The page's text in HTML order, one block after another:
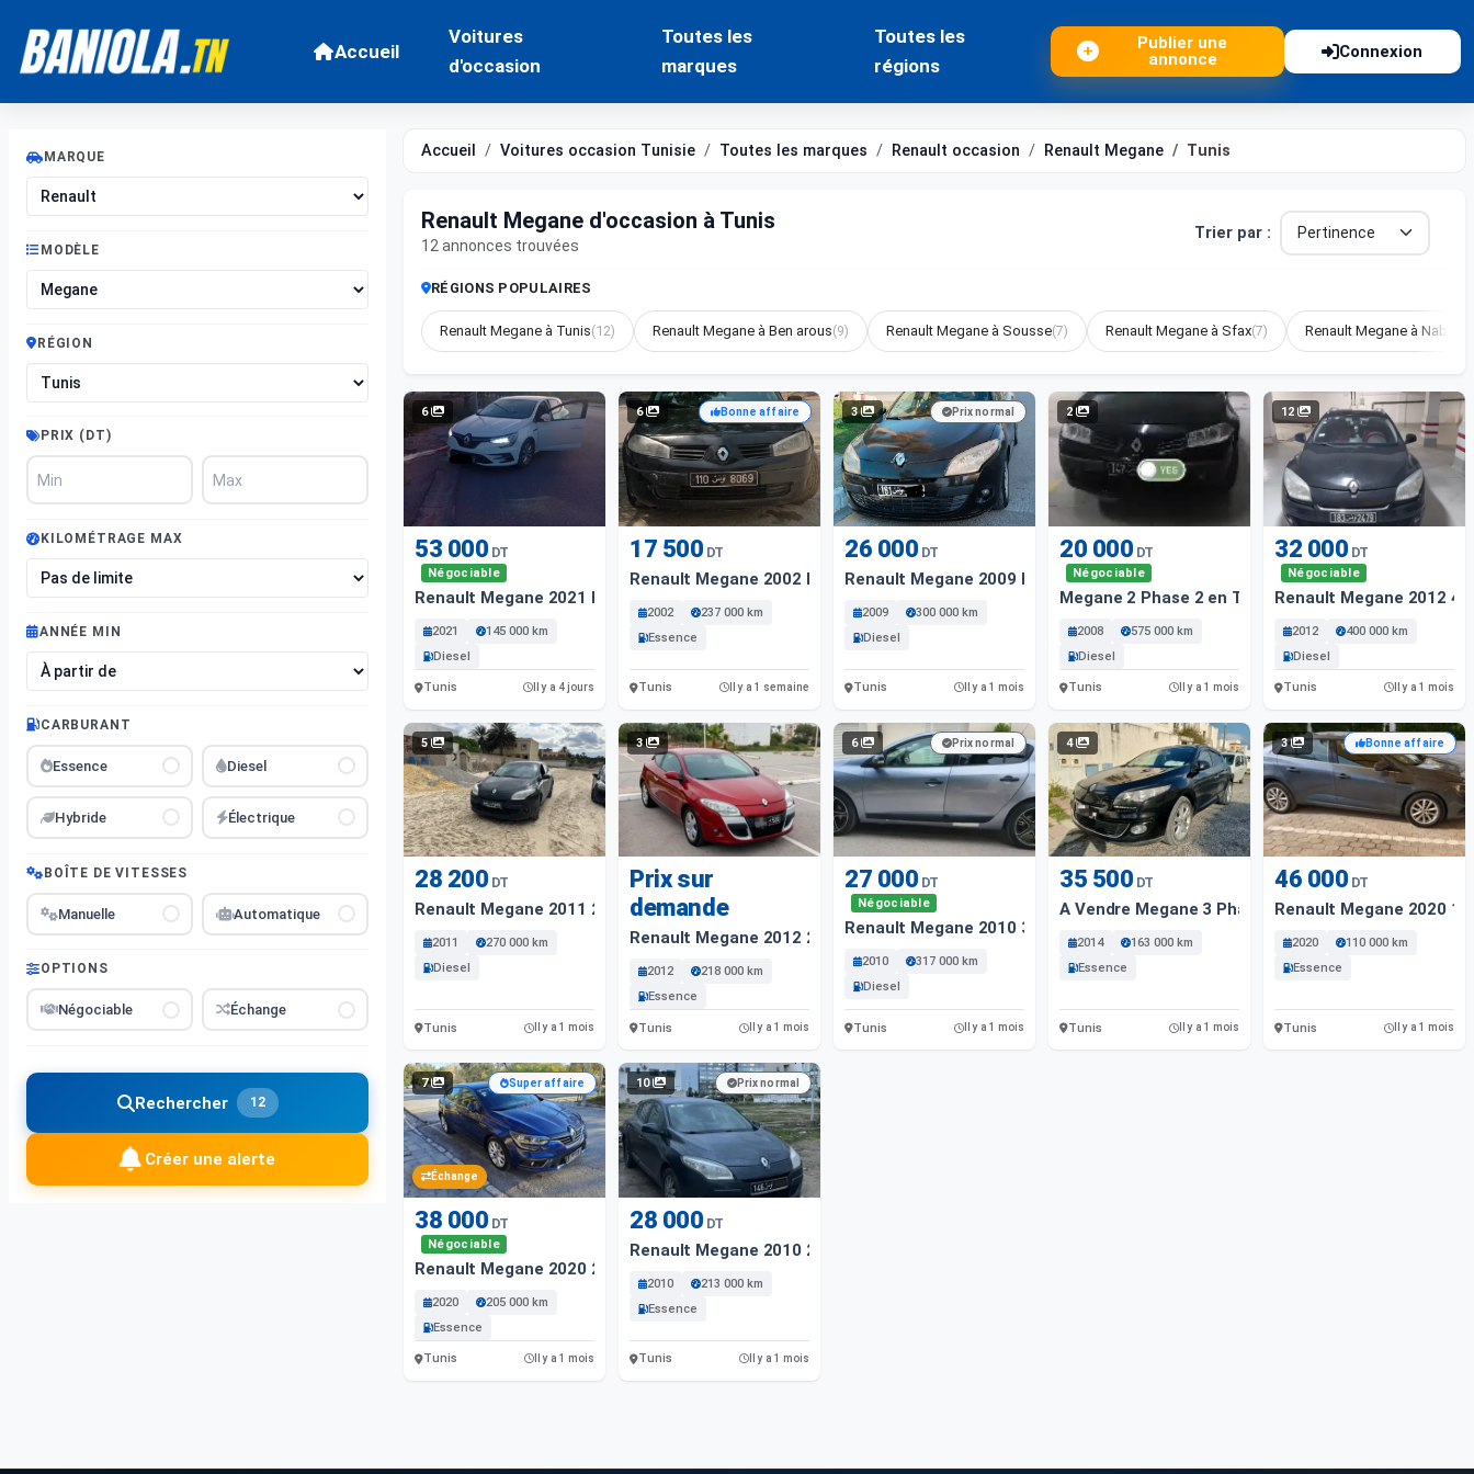
Accueil
Voitures
d'occasion
Toutes les
marques
Toutes les
régions
Publier une
annonce
Connexion
MARQUE
MODÈLE
RÉGION
PRIX (DT)
KILOMÉTRAGE MAX
ANNÉE MIN
CARBURANT
Essence Diesel
Hybride Électrique
BOÎTE DE VITESSES
Manuelle Automatique
OPTIONS
Négociable Échange
Rechercher 12
Créer une alerte
Accueil Voitures occasion Tunisie Toutes les marques Renault occasion Renault Megane Tunis
Renault Megane d'occasion à Tunis
12 annonces trouvées
Trier par :
RÉGIONS POPULAIRES
Renault Megane à Tunis(12) Renault Megane à Ben arous(9) Renault Megane à Sousse(7) Renault Megane à Sfax(7) Renault Megane à Nabeul
6
53 000 DT
Négociable
Renault Megane 2021 Diesel
2021
145 000 km
Diesel
Tunis Il y a 4 jours
6 Bonne affaire
17 500 DT
Renault Megane 2002 Essence
2002
237 000 km
Essence
Tunis Il y a 1 semaine
3 Prix normal
26 000 DT
Renault Megane 2009 Diesel 300 000 Km Tunis
2009
300 000 km
Diesel
Tunis Il y a 1 mois
2
20 000 DT
Négociable
Megane 2 Phase 2 en Très Bon État
2008
575 000 km
Diesel
Tunis Il y a 1 mois
12
32 000 DT
Négociable
Renault Megane 2012
2012
400 000 km
Diesel
Tunis Il y a 1 mois
5
28 200 DT
Renault Megane 2011 27000 Km
2011
270 000 km
Diesel
Tunis Il y a 1 mois
3
Prix sur
demande
Renault Megane 2012 218000 Km
2012
218 000 km
Essence
Tunis Il y a 1 mois
6 Prix normal
27 000 DT
Négociable
Renault Megane 2010 317000 Km
2010
317 000 km
Diesel
Tunis Il y a 1 mois
4
35 500 DT
A Vendre Megane 3 Phase 3
2014
163 000 km
Essence
Tunis Il y a 1 mois
3 Bonne affaire
46 000 DT
Renault Megane 2020
2020
110 000 km
Essence
Tunis Il y a 1 mois
7
Échange
Super affaire
38 000 DT
Négociable
Renault Megane 2020 205 Km
2020
205 000 km
Essence
Tunis Il y a 1 mois
10 Prix normal
28 000 DT
Renault Megane 2010 213000 Km
2010
213 000 km
Essence
Tunis Il y a 1 mois